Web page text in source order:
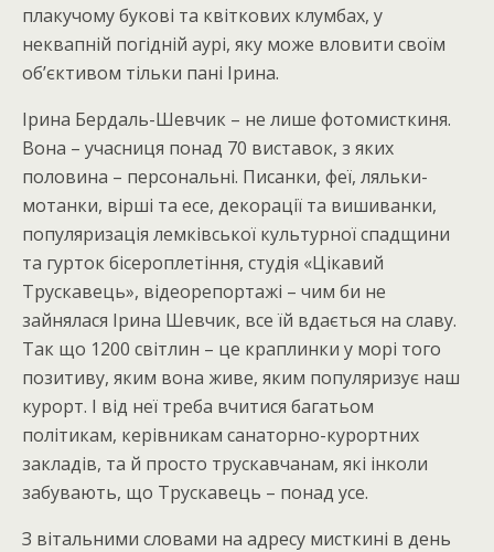
плакучому букові та квіткових клумбах, у
неквапній погідній аурі, яку може вловити своїм
об’єктивом тільки пані Ірина.
Ірина Бердаль-Шевчик – не лише фотомисткиня.
Вона – учасниця понад 70 виставок, з яких
половина – персональні. Писанки, феї, ляльки-
мотанки, вірші та есе, декорації та вишиванки,
популяризація лемківської культурної спадщини
та гурток бісероплетіння, студія «Цікавий
Трускавець», відеорепортажі – чим би не
зайнялася Ірина Шевчик, все їй вдається на славу.
Так що 1200 світлин – це краплинки у морі того
позитиву, яким вона живе, яким популяризує наш
курорт. І від неї треба вчитися багатьом
політикам, керівникам санаторно-курортних
закладів, та й просто трускавчанам, які інколи
забувають, що Трускавець – понад усе.
З вітальними словами на адресу мисткині в день